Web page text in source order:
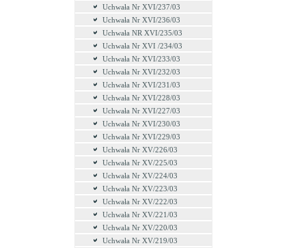
Uchwała Nr XVI/237/03
Uchwała Nr XVI/236/03
Uchwała NR XVI/235/03
Uchwała Nr XVI /234/03
Uchwała Nr XVI/233/03
Uchwała Nr XVI/232/03
Uchwała Nr XVI/231/03
Uchwała Nr XVI/228/03
Uchwała Nr XVI/227/03
Uchwała Nr XVI/230/03
Uchwała Nr XVI/229/03
Uchwała Nr XV/226/03
Uchwała Nr XV/225/03
Uchwała Nr XV/224/03
Uchwała Nr XV/223/03
Uchwała Nr XV/222/03
Uchwała Nr XV/221/03
Uchwala Nr XV/220/03
Uchwała Nr XV/219/03